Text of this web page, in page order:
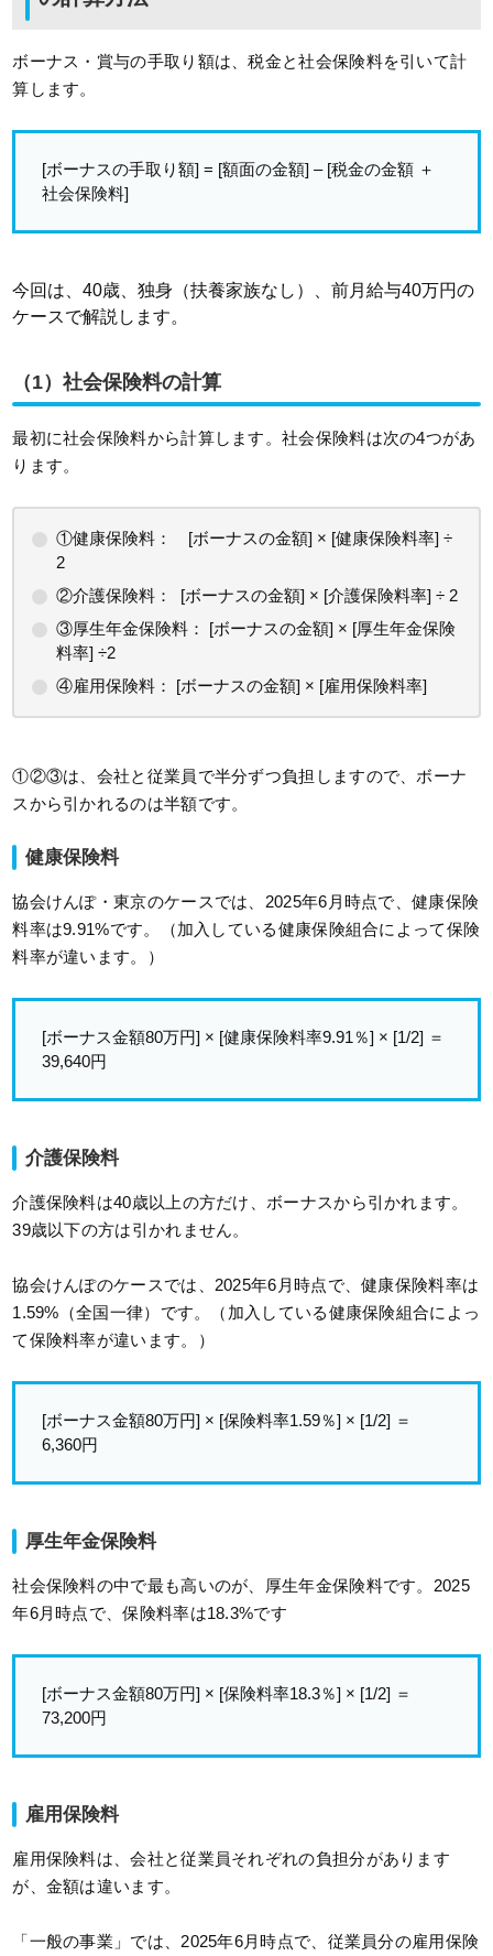
ボーナス・賞与の手取り額は、税金と社会保険料を引いて計
算します。
[ボーナスの手取り額] = [額面の金額] – [税金の金額 ＋
社会保険料]
今回は、40歳、独身（扶養家族なし）、前月給与40万円の
ケースで解説します。
（1）社会保険料の計算
最初に社会保険料から計算します。社会保険料は次の4つがあ
ります。
①健康保険料： [ボーナスの金額] × [健康保険料率] ÷
2
②介護保険料： [ボーナスの金額] × [介護保険料率] ÷ 2
③厚生年金保険料： [ボーナスの金額] × [厚生年金保険
料率] ÷2
④雇用保険料： [ボーナスの金額] × [雇用保険料率]
①②③は、会社と従業員で半分ずつ負担しますので、ボーナ
スから引かれるのは半額です。
健康保険料
協会けんぽ・東京のケースでは、2025年6月時点で、健康保険
料率は9.91%です。（加入している健康保険組合によって保険
料率が違います。）
[ボーナス金額80万円] × [健康保険料率9.91％] × [1/2] ＝
39,640円
介護保険料
介護保険料は40歳以上の方だけ、ボーナスから引かれます。
39歳以下の方は引かれません。
協会けんぽのケースでは、2025年6月時点で、健康保険料率は
1.59%（全国一律）です。（加入している健康保険組合によっ
て保険料率が違います。）
[ボーナス金額80万円] × [保険料率1.59％] × [1/2] ＝
6,360円
厚生年金保険料
社会保険料の中で最も高いのが、厚生年金保険料です。2025
年6月時点で、保険料率は18.3%です
[ボーナス金額80万円] × [保険料率18.3％] × [1/2] ＝
73,200円
雇用保険料
雇用保険料は、会社と従業員それぞれの負担分があります
が、金額は違います。
「一般の事業」では、2025年6月時点で、従業員分の雇用保険